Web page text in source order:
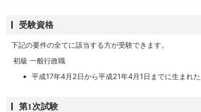
受験資格
下記の要件の全てに該当する方が受験できます。
初級 一般行政職
平成17年4月2日から平成21年4月1日までに生まれた
第1次試験